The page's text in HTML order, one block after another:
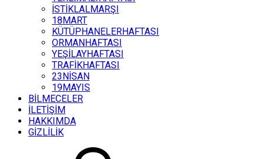
İSTİKLALMARŞI
18MART
KÜTÜPHANELERHAFTASI
ORMANHAFTASI
YEŞİLAYHAFTASI
TRAFİKHAFTASI
23NİSAN
19MAYIS
BİLMECELER
İLETİŞİM
HAKKIMDA
GİZLİLİK